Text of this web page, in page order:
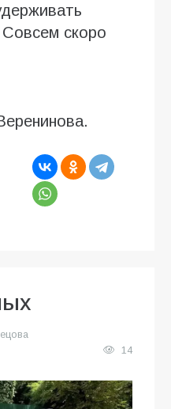
Совсем скоро
14